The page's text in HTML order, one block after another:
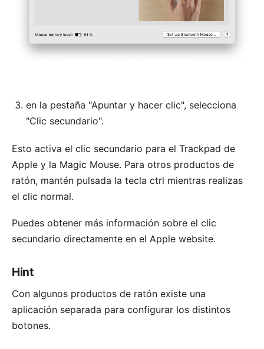
en la pestaña "Apuntar y hacer clic", selecciona
"Clic secundario".
Esto activa el clic secundario para el Trackpad de
Apple y la Magic Mouse. Para otros productos de
ratón, mantén pulsada la tecla ctrl mientras realizas
el clic normal.
Puedes obtener más información sobre el clic
secundario directamente en el Apple website.
Hint
Con algunos productos de ratón existe una
aplicación separada para configurar los distintos
botones.